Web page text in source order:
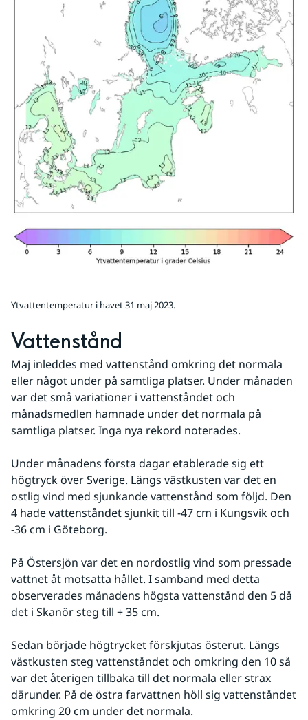
Ytvattentemperatur i havet 31 maj 2023.
Vattenstånd
Maj inleddes med vattenstånd omkring det normala
eller något under på samtliga platser. Under månaden
var det små variationer i vattenståndet och
månadsmedlen hamnade under det normala på
samtliga platser. Inga nya rekord noterades.
Under månadens första dagar etablerade sig ett
högtryck över Sverige. Längs västkusten var det en
ostlig vind med sjunkande vattenstånd som följd. Den
4 hade vattenståndet sjunkit till -47 cm i Kungsvik och
-36 cm i Göteborg.
På Östersjön var det en nordostlig vind som pressade
vattnet åt motsatta hållet. I samband med detta
observerades månadens högsta vattenstånd den 5 då
det i Skanör steg till + 35 cm.
Sedan började högtrycket förskjutas österut. Längs
västkusten steg vattenståndet och omkring den 10 så
var det återigen tillbaka till det normala eller strax
därunder. På de östra farvattnen höll sig vattenståndet
omkring 20 cm under det normala.